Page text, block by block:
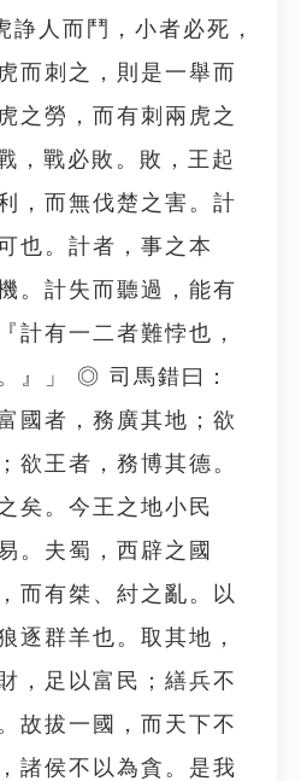
人而鬥，小者必死，
而刺之，則是一舉而
之勞，而有刺兩虎之
，戰必敗。敗，王起
，而無伐楚之害。計
也。計者，事之本
。計失而聽過，能有
計有一二者難悖也，
』」 ◎ 司馬錯曰：
國者，務廣其地；欲
欲王者，務博其德。
矣。今王之地小民
。夫蜀，西辟之國
而有桀、紂之亂。以
逐群羊也。取其地，
，足以富民；繕兵不
故拔一國，而天下不
諸侯不以為貪。是我